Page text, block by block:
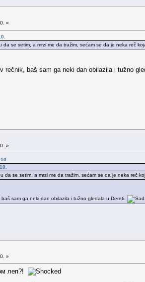
»
se setim, a mrzi me da tražim, sećam se da je neka reč
rečnik, baš sam ga neki dan obilazila i tužno
»
da se setim, a mrzi me da tražim, sećam se da je neka reč
sam ga neki dan obilazila i tužno gledala u Dereti.
»
леп?!